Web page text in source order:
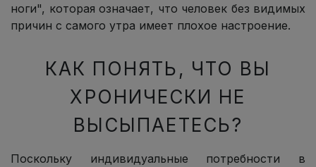
ноги", которая означает, что человек без видимых
причин с самого утра имеет плохое настроение.
КАК ПОНЯТЬ, ЧТО ВЫ
ХРОНИЧЕСКИ НЕ
ВЫСЫПАЕТЕСЬ?
Поскольку индивидуальные потребности в